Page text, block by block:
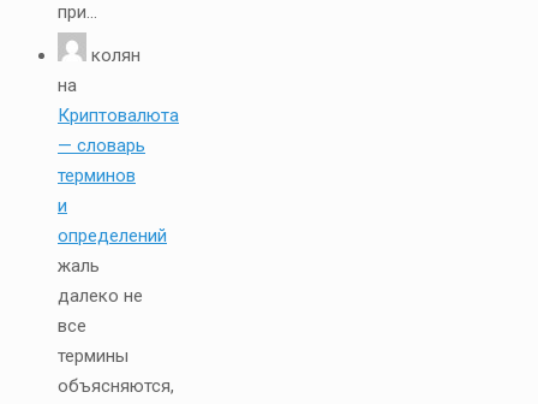
при...
колян
на
Криптовалюта
— словарь
терминов
и
определений
жаль
далеко не
все
термины
объясняются,